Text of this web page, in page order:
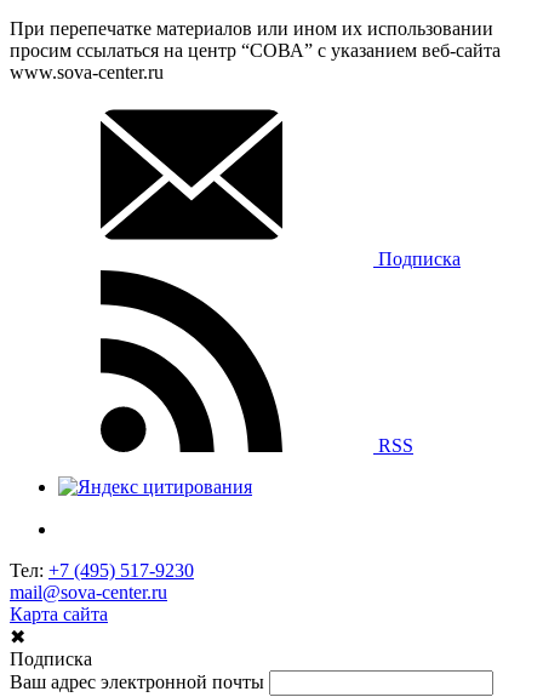
При перепечатке материалов или ином их использовании
просим ссылаться на центр “СОВА” с указанием веб-сайта
www.sova-center.ru
Подписка
RSS
Тел: +7 (495) 517-9230
mail@sova-center.ru
Карта сайта
✖
Подписка
Ваш адрес электронной почты